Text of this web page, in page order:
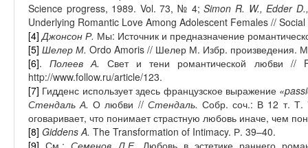
Science progress, 1989. Vol. 73, № 4;Simon R. W., Edder
Underlying Romantic Love Among Adolescent Females //
[4] Джонсон Р. Мы: Источник и предназначение
[5] Шелер М. Ordo Amoris // Шелер М. Избр. произведения.
[6].Полеев А.Свет и тени романтической любви //
http://www.follow.ru/article/123.
[7] Гидденс использует здесь французское выражение «
Стендаль А.О любви // Стендаль. Собр. соч.: В 12 т. Т.
оговаривает, что понимает страстную любовь иначе, чем
[8] Giddens A. The Transformation of Intimacy. Р. 39–40.
[9] См.:Семенов Л.Е. Любовь в эстетике раннего